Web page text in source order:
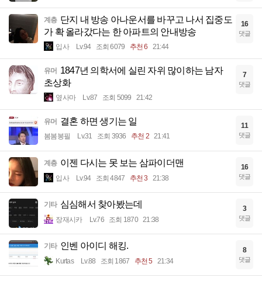
계층 단지 내 방송 아나운서를 바꾸고 나서 집중도
가 확 올라갔다는 한 아파트의 안내방송
입사 Lv.94 조회 6079 추천 6 21:44
16
댓글
유머 1847년 의학서에 실린 자위 많이하는 남자
초상화
옆사마 Lv.87 조회 5099 21:42
7
댓글
유머 결혼 하면 생기는 일
봄봄봉필 Lv.31 조회 3936 추천 2 21:41
11
댓글
계층 이젠 다시는 못 보는 삼파이더맨
입사 Lv.94 조회 4847 추천 3 21:38
16
댓글
기타 심심해서 찾아봤는데
장재시카 Lv.76 조회 1870 21:38
3
댓글
기타 인벤 아이디 해킹.
Kurtas Lv.88 조회 1867 추천 5 21:34
8
댓글